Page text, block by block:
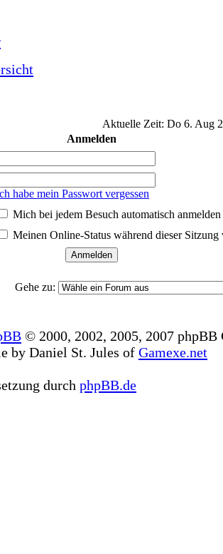
Aktuelle Zeit: Do 6. Aug
Anmelden
habe mein Passwort vergessen
Mich bei jedem Besuch automatisch anmelden
Meinen Online-Status während dieser Sitzung
Gehe zu:
© 2000, 2002, 2005, 2007 phpBB
by Daniel St. Jules of Gamexe.net
durch phpBB.de